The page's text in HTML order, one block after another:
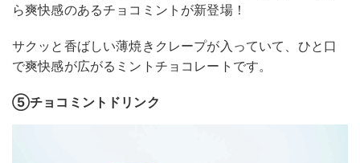
ら爽快感のあるチョコミントが新登場！
サクッと香ばしい薄焼きクレープが入っていて、ひと口
で爽快感が広がるミントチョコレートです。
⑤チョコミントドリンク